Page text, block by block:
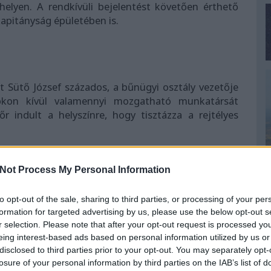
Process My Personal Information
opt-out of the sale, sharing to third parties, or processing of your
for targeted advertising by us, please use the below opt-out
selection. Please note that after your opt-out request is processed
interest-based ads based on personal information utilized by us
to third parties prior to your opt-out. You may separately
of your personal information by third parties on the IAB’s list of
A rendkívüli bejelentést követően érthető
épületében is.
József százados, a bűnügyi osztály vezetője
kívül valamennyi mozgatható munkatársát
indult a helyszínre, hogy tisztázza a rejtélyes
és nem a honvédség, ezért kizártam annak a
repülőezredek vesztettek el egy légi járművet.
mint hogy esetleg déli szomszédainktól
azonnal a helyszínre siettünk, és a tűzoltók
– nyilatkozta a százados a Magyar Televízió
száz négyzetméteres területen, szinte szabályos
Olyan hatása volt, mintha az egész hegyoldal
egy kisebbfajta tűz nem tudott volna ilyen hamar
időben. Kollégáimmal együtt furcsának